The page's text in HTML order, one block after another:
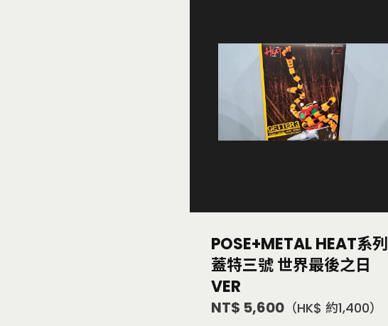
POSE+METAL HEAT系列
蓋特三號 世界最後之日
VER
NT$ 5,600 （HK$ 約1,400）